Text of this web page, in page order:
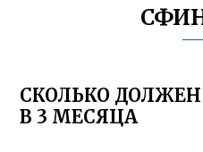
СКОЛЬКО
В 3 МЕСЯЦА